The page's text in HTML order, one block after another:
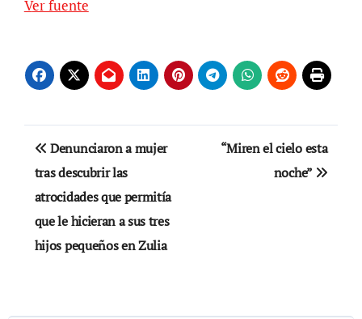
Ver fuente
Navegación
de
entradas
Denunciaron a mujer
tras descubrir las
atrocidades que permitía
que le hicieran a sus tres
hijos pequeños en Zulia
“Miren el cielo esta
noche”